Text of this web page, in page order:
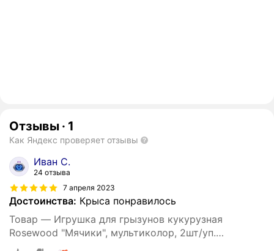
Отзывы · 1
Как Яндекс проверяет отзывы
Иван С.
24 отзыва
7 апреля 2023
Достоинства: Крыса понравилось
Товар — Игрушка для грызунов кукурузная
Rosewood "Мячики", мультиколор, 2шт/уп.
(Великобритания)